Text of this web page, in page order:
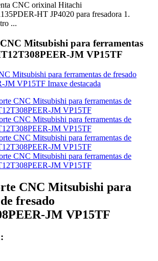
CNC orixinal Hitachi
HT JP4020 para fresadora 1.
...
Mitsubishi para ferramentas
JM VP15TF
CNC Mitsubishi para
fresado
JM VP15TF